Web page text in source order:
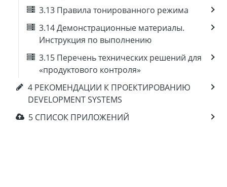
3.13 Правила тонированного режима
3.14 Демонстрационные материалы.
Инструкция по выполнению
3.15 Перечень технических решений для
«продуктового контроля»
4 РЕКОМЕНДАЦИИ К ПРОЕКТИРОВАНИЮ
DEVELOPMENT SYSTEMS
5 СПИСОК ПРИЛОЖЕНИЙ